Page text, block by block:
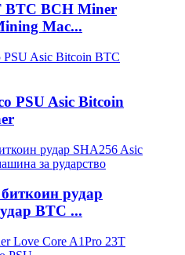
BTC BCH Miner
Mac...
PSU Asic Bitcoin
рудар
BTC ...